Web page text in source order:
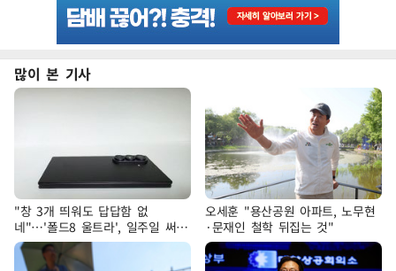
많이 본 기사
"창 3개 띄워도 답답함 없
네"…'폴드8 울트라', 일주일 써보
니
오세훈 "용산공원 아파트, 노무현
·문재인 철학 뒤집는 것"